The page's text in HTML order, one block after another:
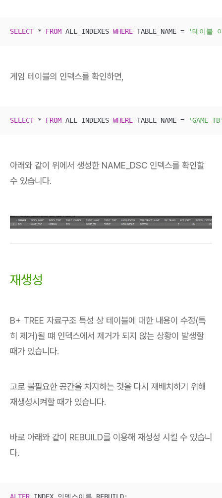
SELECT * FROM ALL_INDEXES WHERE TABLE_NAME = '테이블
게임 테이블의 인덱스를 확인하면,
SELECT * FROM ALL_INDEXES WHERE TABLE_NAME =
아래와 같이 위에서 생성한 NAME_DSC 인덱스를 확인할
수 있습니다.
재생성
B+ TREE 자료구조 특성 상 테이블에 대한 내용이 수정(특
히 제거)될 떄 인덱스에서 제거가 되지 않는 상황이 발생할
때가 있습니다.
고로 불필요한 공간을 차지하는 것을 다시 재배치하기 위해
재생성시켜할 때가 있습니다.
바로 아래와 같이 REBUILD를 이용해 재성성 시킬 수 있습니
다.